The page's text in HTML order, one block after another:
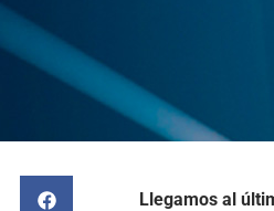
Llegamos al